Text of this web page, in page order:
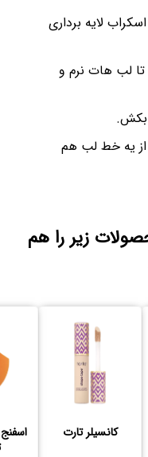
لایه برداری
تا لب هات نرم و
بکش.
از یه خط لب هم
زیر را هم
کانسیلر تارت